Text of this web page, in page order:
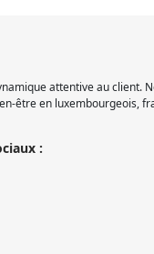
attentive au client.
être en luxembourgeois,
: